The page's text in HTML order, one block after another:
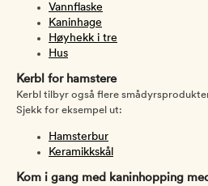
Vannflaske
Kaninhage
Høyhekk i tre
Hus
Kerbl for hamstere
Kerbl tilbyr også flere
Sjekk for eksempel ut:
Hamsterbur
Keramikkskål
Kom i gang med kaninhopping